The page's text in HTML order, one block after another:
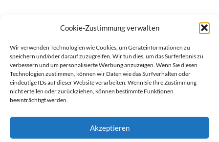
Cookie-Zustimmung verwalten
Wir verwenden Technologien wie Cookies, um Geräteinformationen zu
speichern und/oder darauf zuzugreifen. Wir tun dies, um das Surferlebnis zu
verbessern und um personalisierte Werbung anzuzeigen. Wenn Sie diesen
Technologien zustimmen, können wir Daten wie das Surfverhalten oder
eindeutige IDs auf dieser Website verarbeiten. Wenn Sie Ihre Zustimmung
nicht erteilen oder zurückziehen, können bestimmte Funktionen
beeinträchtigt werden.
Akzeptieren